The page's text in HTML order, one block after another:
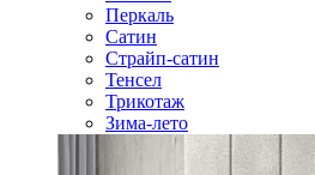
Перкаль
Сатин
Страйп-сатин
Тенсел
Трикотаж
Зима-лето